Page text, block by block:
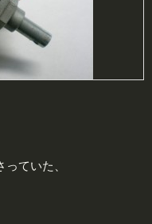
ていた、